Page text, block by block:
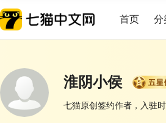
首页 分
淮阴小侯
七猫原创签约作者，入驻